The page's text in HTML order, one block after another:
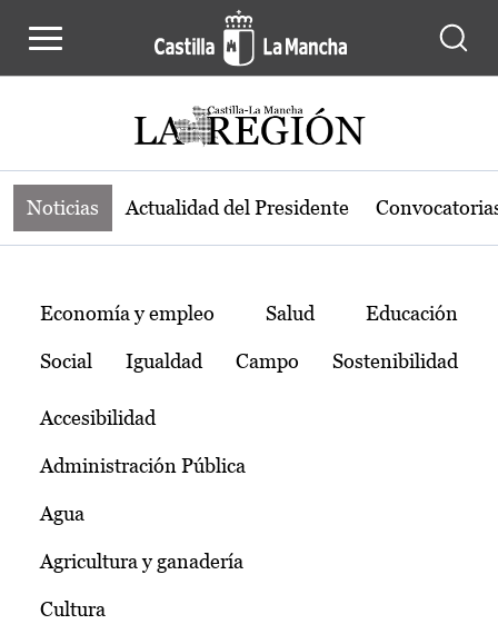
Noticias de la región de Castilla-La
Noticias Actualidad del Presidente
Temas
Economía y empleo Salud Educación
Social Igualdad Campo Sostenibilidad
Accesibilidad
Administración Pública
Agua
Agricultura y ganadería
Cultura